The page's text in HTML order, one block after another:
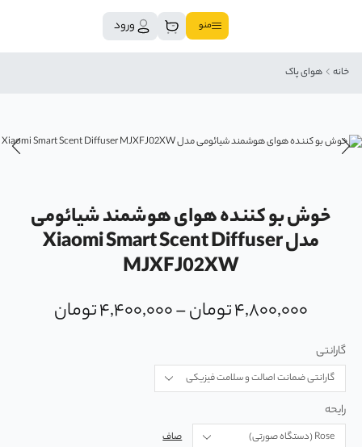
منو ورود
خانه هوای پاک
خوش بو کننده هوای هوشمند شیائومی
مدل Xiaomi Smart Scent Diffuser
MJXFJ02XW
۴,۸۰۰,۰۰۰تومان–۴,۴۰۰,۰۰۰تومان
گارانتی
رایحه
صاف